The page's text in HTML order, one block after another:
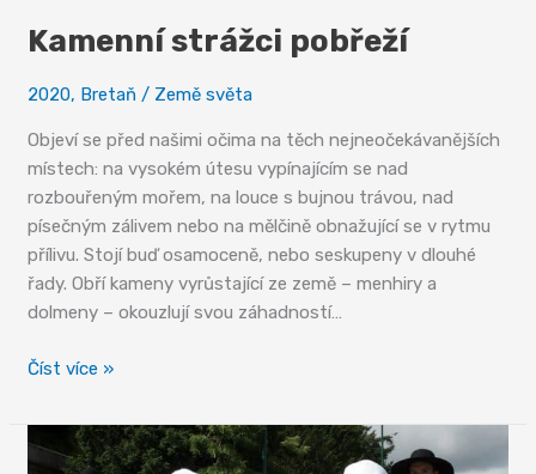
Kamenní strážci pobřeží
2020, Bretaň / Země světa
Objeví se před našimi očima na těch nejneočekávanějších
místech: na vysokém útesu vypínajícím se nad
rozbouřeným mořem, na louce s bujnou trávou, nad
písečným zálivem nebo na mělčině obnažující se v rytmu
přílivu. Stojí buď osamoceně, nebo seskupeny v dlouhé
řady. Obří kameny vyrůstající ze země – menhiry a
dolmeny – okouzlují svou záhadností…
Kamenní
pobřeží
Číst více »